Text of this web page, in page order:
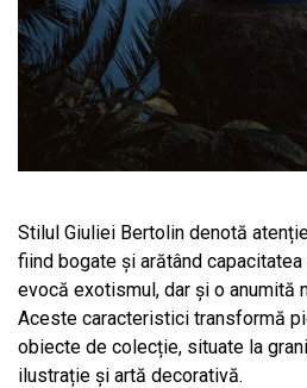
Stilul Giuliei Bertolin denotă
fiind bogate și arătând
evocă exotismul, dar și o anumită
Aceste caracteristici transformă
obiecte de colecție, situate la
ilustrație și artă decorativă.